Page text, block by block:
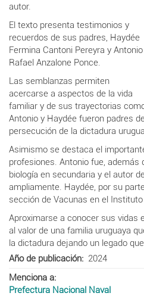
autor.
El texto presenta testimonios y
recuerdos de sus padres, Haydée
Fermina Cantoni Pereyra y Antonio
Rafael Anzalone Ponce.
Las semblanzas permiten
acercarse a aspectos de la vida
familiar y de sus trayectorias
Antonio y Haydée fueron padres
persecución de la dictadura
Asimismo se destaca el
profesiones. Antonio fue, además
biología en secundaria y el autor
ampliamente. Haydée, por su
sección de Vacunas en el
Aproximarse a conocer sus vidas
al valor de una familia uruguaya
la dictadura dejando un legado
Año de publicación
2024
Menciona a
Prefectura Nacional Naval